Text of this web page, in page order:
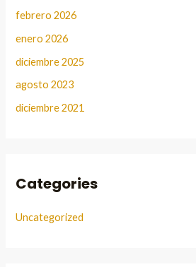
febrero 2026
enero 2026
diciembre 2025
agosto 2023
diciembre 2021
Categories
Uncategorized